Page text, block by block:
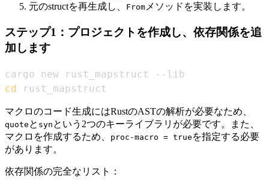
元のstructを再生成し、
Fromメソッドを実装します。
ステップ1：プロジェクトを作成し、依存関係を追
加します
cd rust_mapstruct
マクロのコード生成にはRustのASTの解析が必要なため、
quote と syn という2つのキーライブラリが必要です。また、
マクロを作成するため、
proc-macro = true を指定する必要
があります。
依存関係の完全なリスト：